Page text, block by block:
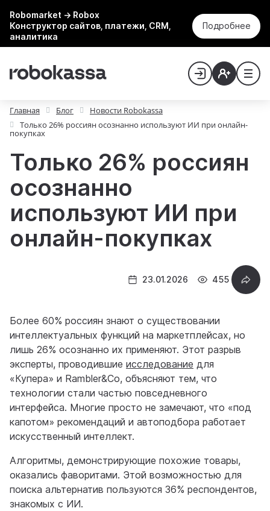
Robomarket → Robox
Конструктор сайтов, платежи, CRM,
аналитика
Подробнее
Главная Блог
Новости Robokassa
Только 26% россиян осознанно используют ИИ при онлайн-
покупках
Только 26% россиян
осознанно
используют ИИ при
онлайн-покупках
23.01.2026 455
Более 60% россиян знают о существовании
интеллектуальных функций на маркетплейсах, но
лишь 26% осознанно их применяют. Этот разрыв
эксперты, проводившие исследование для
«Купера» и Rambler&Co, объясняют тем, что
технологии стали частью повседневного
интерфейса. Многие просто не замечают, что «под
капотом» рекомендаций и автоподбора работает
искусственный интеллект.
Алгоритмы, демонстрирующие похожие товары,
оказались фаворитами. Этой возможностью для
поиска альтернатив пользуются 36% респондентов,
знакомых с ИИ.